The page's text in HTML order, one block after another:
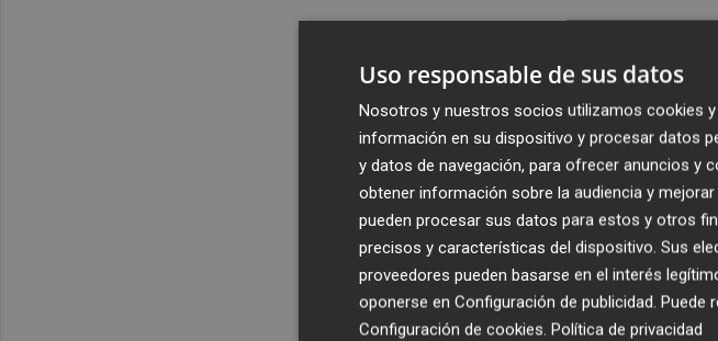
Uso responsable de sus datos
Nosotros y nuestros socios utilizamos cookies
información en su dispositivo y procesar datos
y datos de navegación, para ofrecer anuncios y
obtener información sobre la audiencia y
pueden procesar sus datos para estos y otros
precisos y características del dispositivo. Sus
proveedores pueden basarse en el interés
oponerse en Configuración de publicidad. Puede
Configuración de cookies. Política de privacidad